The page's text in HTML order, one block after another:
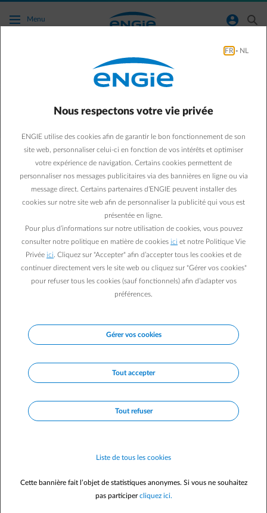
Accéder au contenu principal
Menu normal-account-circle search
Combien d’électricité vais-je injecter sur le
consommez immédiatement (pour vos propres besoins) par rapport
à la production de vos panneaux solaires.Au plus votre
autoconsommation est élevée, au moins vous injecterez d’électricité
sur le réseau.
Autrement dit, si vousdémarrez (ou programmez le démarrage à
distance de) certains appareils électro-ménagerstels que votre
machine à laver, votre séchoir etc. ouchargez une voiture électrique
durant la journée, lorsque vos panneaux solaires produisent de
moyenne en Belgique, un client avec panneaux solaires
70% restants sur le réseau.
Une autre manière d'influencer votre autoconsommation est
temporairement votre énergie et d'en faire usage sans devoir
prélever ou injecter sur le réseau, par exemple après le coucher du
certains appareils électriques de nuit.
Découvrez tout ce qu’il faut
savoir sur les batteries domestiques.
FR - NL
Nous respectons votre vie privée
ENGIE utilise des cookies afin de garantir le bon fonctionnement de son
site web, personnaliser celui-ci en fonction de vos intérêts et optimiser
votre expérience de navigation. Certains cookies permettent de
personnaliser nos messages publicitaires via des bannières en ligne ou via
message direct. Certains partenaires d’ENGIE peuvent installer des
cookies sur notre site web afin de personnaliser la publicité qui vous est
présentée en ligne.
Pour plus d’informations sur notre utilisation de cookies, vous pouvez
consulter notre politique en matière de cookies ici et notre Politique Vie
Privée ici . Cliquez sur "Accepter" afin d’accepter tous les cookies et de
continuer directement vers le site web ou cliquez sur "Gérer vos cookies"
pour refuser tous les cookies (sauf fonctionnels) afin d’adapter vos
préférences.
Gérer vos cookies
Tout accepter
Tout refuser
Liste de tous les cookies
Cette bannière fait l’objet de statistiques anonymes. Si vous ne souhaitez
pas participercliquez ici.